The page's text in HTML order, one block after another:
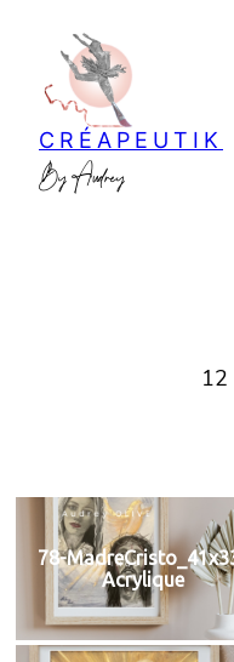
contenu
CRÉAPEUTIK
By Audrey
12
78-
Acrylique